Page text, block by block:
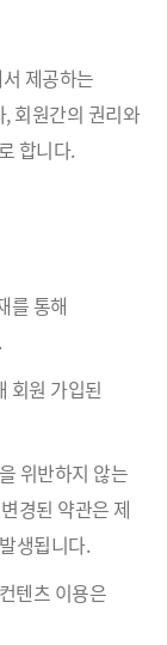
제공하는
회원간의 권리와
합니다.
를 통해
회원 가입된
위반하지 않는
경된 약관은 제
생됩니다.
텐츠 이용은